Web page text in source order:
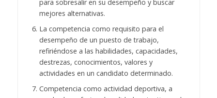
para sobresalir en su desempeño y buscar
mejores alternativas.
La competencia como requisito para el
desempeño de un puesto de trabajo,
refiriéndose a las habilidades, capacidades,
destrezas, conocimientos, valores y
actividades en un candidato determinado.
Competencia como actividad deportiva, a